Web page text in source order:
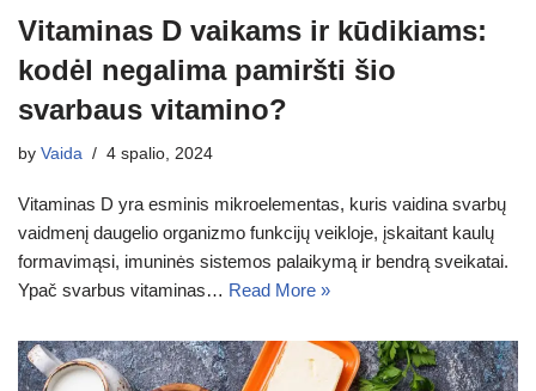
Vitaminas D vaikams ir kūdikiams:
kodėl negalima pamiršti šio
svarbaus vitamino?
by Vaida 4 spalio, 2024
Vitaminas D yra esminis mikroelementas, kuris vaidina svarbų
vaidmenį daugelio organizmo funkcijų veikloje, įskaitant kaulų
formavimąsi, imuninės sistemos palaikymą ir bendrą sveikatai.
Ypač svarbus vitaminas… Read More »